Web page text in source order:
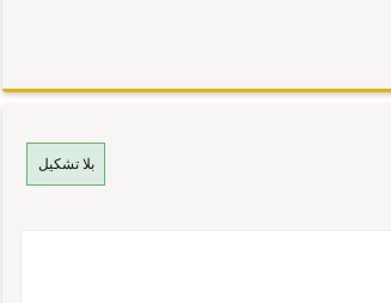
بلا تشكيل